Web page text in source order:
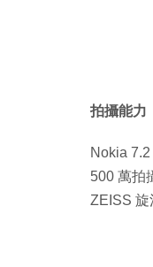
拍攝能力
Nokia
500 萬拍
ZEISS 旋